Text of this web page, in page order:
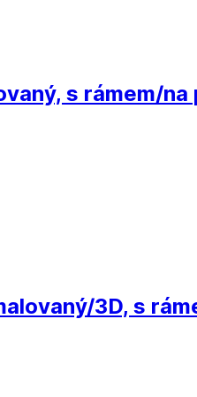
s rámem/na
3D, s